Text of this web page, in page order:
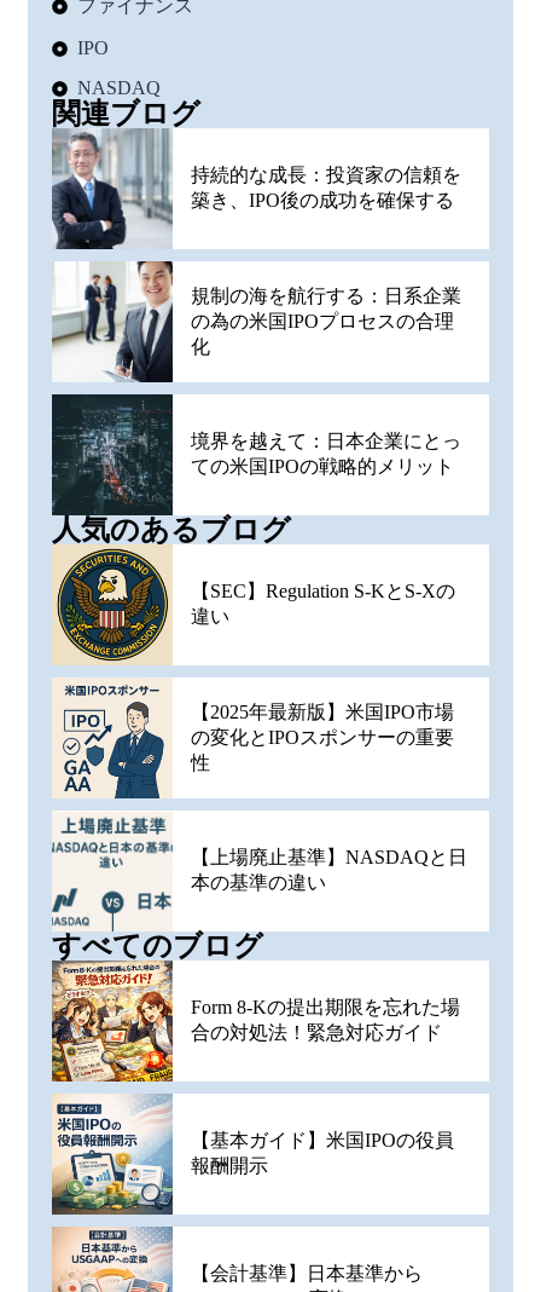
ファイナンス
IPO
NASDAQ
関連ブログ
持続的な成長：投資家の信頼を
築き、IPO後の成功を確保する
規制の海を航行する：日系企業
の為の米国IPOプロセスの合理
化
境界を越えて：日本企業にとっ
ての米国IPOの戦略的メリット
人気のあるブログ
【SEC】Regulation S-KとS-Xの
違い
【2025年最新版】米国IPO市場
の変化とIPOスポンサーの重要
性
【上場廃止基準】NASDAQと日
本の基準の違い
すべてのブログ
Form 8-Kの提出期限を忘れた場
合の対処法！緊急対応ガイド
【基本ガイド】米国IPOの役員
報酬開示
【会計基準】日本基準から